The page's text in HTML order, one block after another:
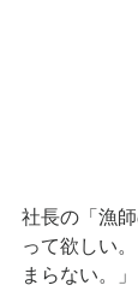
社長の「漁
って欲しい
まらない。